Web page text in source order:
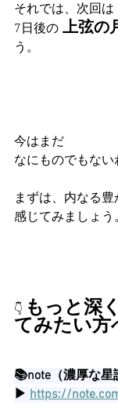
それでは、次回は
7日後の 上弦の
う。
今はまだ
なにものでもない
まずは、内なる
感じてみましょう。
👇 もっと深
てみたい方
📚note（濃厚な星
▶ https://